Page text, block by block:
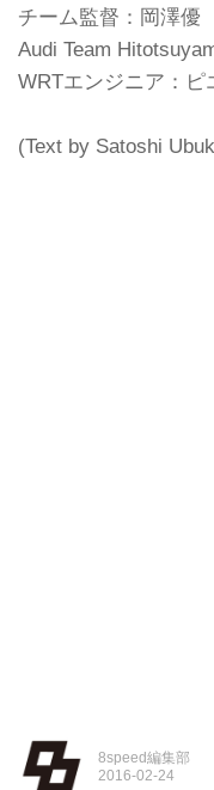
チーム監督：岡澤優
Audi Team
WRTエンジニア：ピ
(Text by Satoshi
8speed編集部